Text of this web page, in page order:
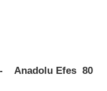
Anadolu Efes 80